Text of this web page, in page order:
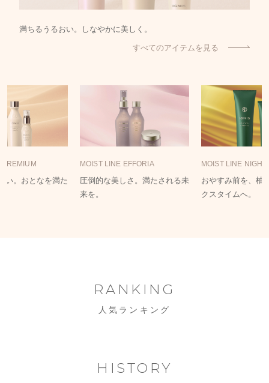
満ちるうるおい。しなやかに美しく。
すべてのアイテムを見る
い。おとなを満た
MOIST LINE EFFORIA
圧倒的な美しさ。満たされる未
来を。
MOIST LINE
おやすみ前を、柚
クスタイムへ。
RANKING
人気ランキング
HISTORY